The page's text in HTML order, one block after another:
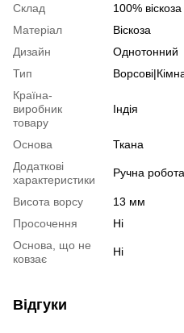
Склад
100% віскоза
Матеріал
Віскоза
Дизайн
Однотонний
Тип
Країна-
виробник
товару
Індія
Основа
Ткана
Додаткові
характеристики
Ручна робота
Висота ворсу
13 мм
Просочення
Ні
Основа, що не
ковзає
Ні
Відгуки